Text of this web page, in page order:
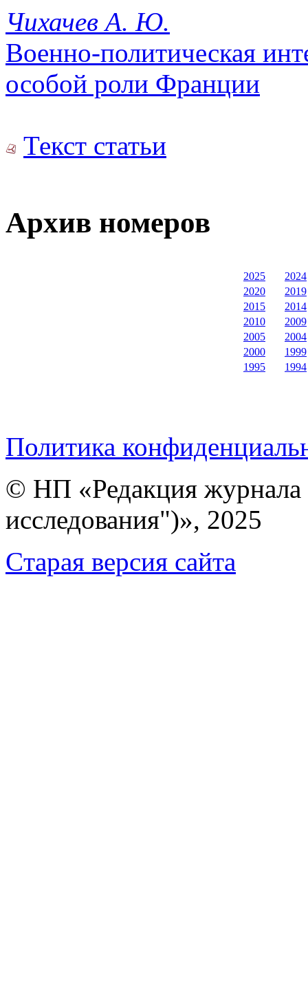
Чихачев А. Ю.
Военно-политическая
особой роли Франции
Текст статьи
Архив номеров
2025
2024
2020
2019
2015
2014
2010
2009
2005
2004
2000
1999
1995
1994
Политика
© НП «Редакция
исследования")», 2025
Cтарая версия сайта